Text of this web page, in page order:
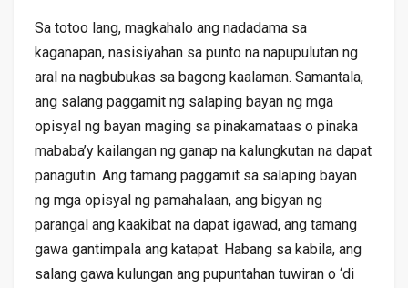
Sa totoo lang, magkahalo ang nadadama sa
kaganapan, nasisiyahan sa punto na napupulutan ng
aral na nagbubukas sa bagong kaalaman. Samantala,
ang salang paggamit ng salaping bayan ng mga
opisyal ng bayan maging sa pinakamataas o pinaka
mababa’y kailangan ng ganap na kalungkutan na dapat
panagutin. Ang tamang paggamit sa salaping bayan
ng mga opisyal ng pamahalaan, ang bigyan ng
parangal ang kaakibat na dapat igawad, ang tamang
gawa gantimpala ang katapat. Habang sa kabila, ang
salang gawa kulungan ang pupuntahan tuwiran o ‘di